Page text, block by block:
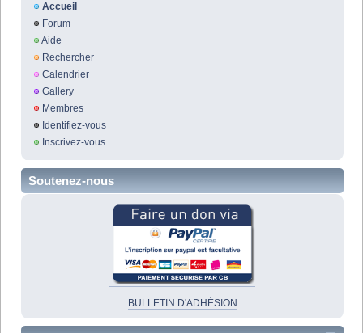
Accueil
Forum
Aide
Rechercher
Calendrier
Gallery
Membres
Identifiez-vous
Inscrivez-vous
Soutenez-nous
BULLETIN D'ADHÉSION